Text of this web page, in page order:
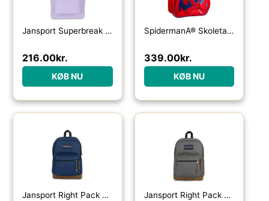
Jansport Superbreak One 26 L-pastel lilac – Skoletasker / -rygsække
216.00kr.
KØB NU
SpidermanÂ® Skoletaske Rød/Blå
339.00kr.
KØB NU
Jansport Right Pack 28L rygsæk-navy – Skoletasker / -rygsække Jansport Right Pack 28L rygsæk-graphite grey – Skoletasker / -rygsække